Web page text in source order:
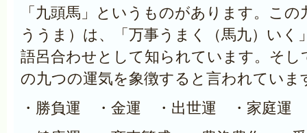
「九頭馬」というものがあります。こ
ううま）は、「万事 うまく
（馬九）い
語呂合わせとして知られています。そし
の九つの運気を象徴すると言われていま
・勝負運 ・金運 ・出世運 ・家庭運